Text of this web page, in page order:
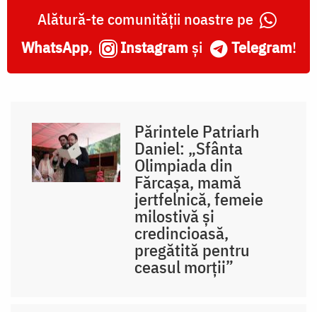
Alătură-te comunității noastre pe
WhatsApp, Instagram și Telegram!
Părintele Patriarh
Daniel: „Sfânta
Olimpiada din
Fărcașa, mamă
jertfelnică, femeie
milostivă și
credincioasă,
pregătită pentru
ceasul morții”